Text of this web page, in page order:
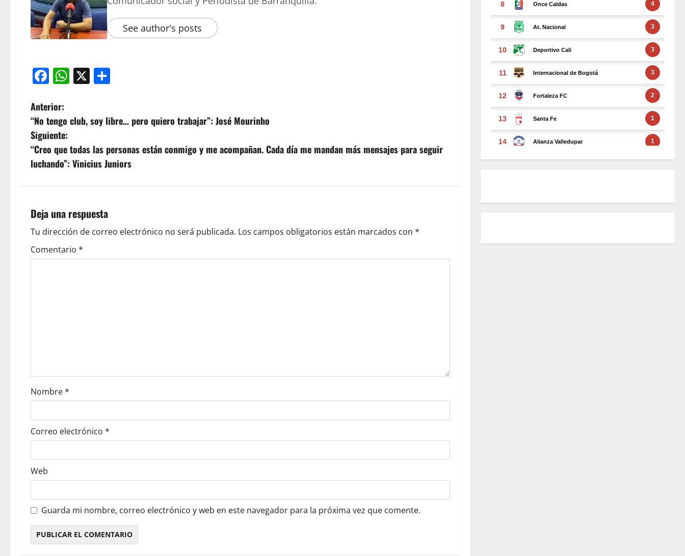
See author's posts
Facebook
WhatsApp
X
Anterior:
“No tengo club, soy libre… pero quiero trabajar”: José Mourinho
Siguiente:
“Creo que todas las personas están conmigo y me acompañan. Cada día me mandan más mensajes para seguir
luchando”: Vinicius Juniors
Deja una respuesta
Tu dirección de correo electrónico no será publicada. Los campos obligatorios están marcados con *
Comentario *
Nombre*
Correo electrónico *
Web
Guarda mi nombre, correo electrónico y web en este navegador para la próxima vez que comente.